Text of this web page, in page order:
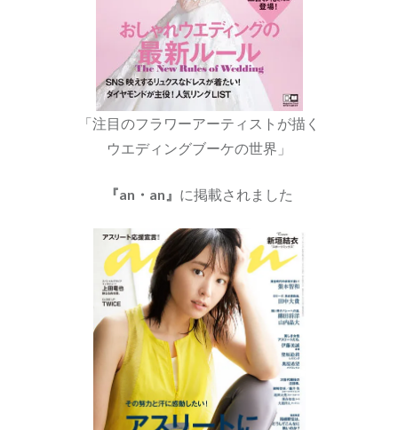
「注目のフラワーアーティストが描く
ウエディングブーケの世界」
『an・an』 に掲載されました